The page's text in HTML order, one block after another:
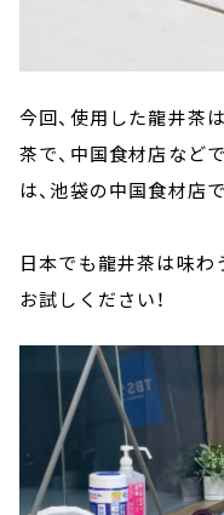
今回、使用した龍井茶
茶で、中国食材店など
は、池袋の中国食材店
日本でも龍井茶は味わ
お試しください！